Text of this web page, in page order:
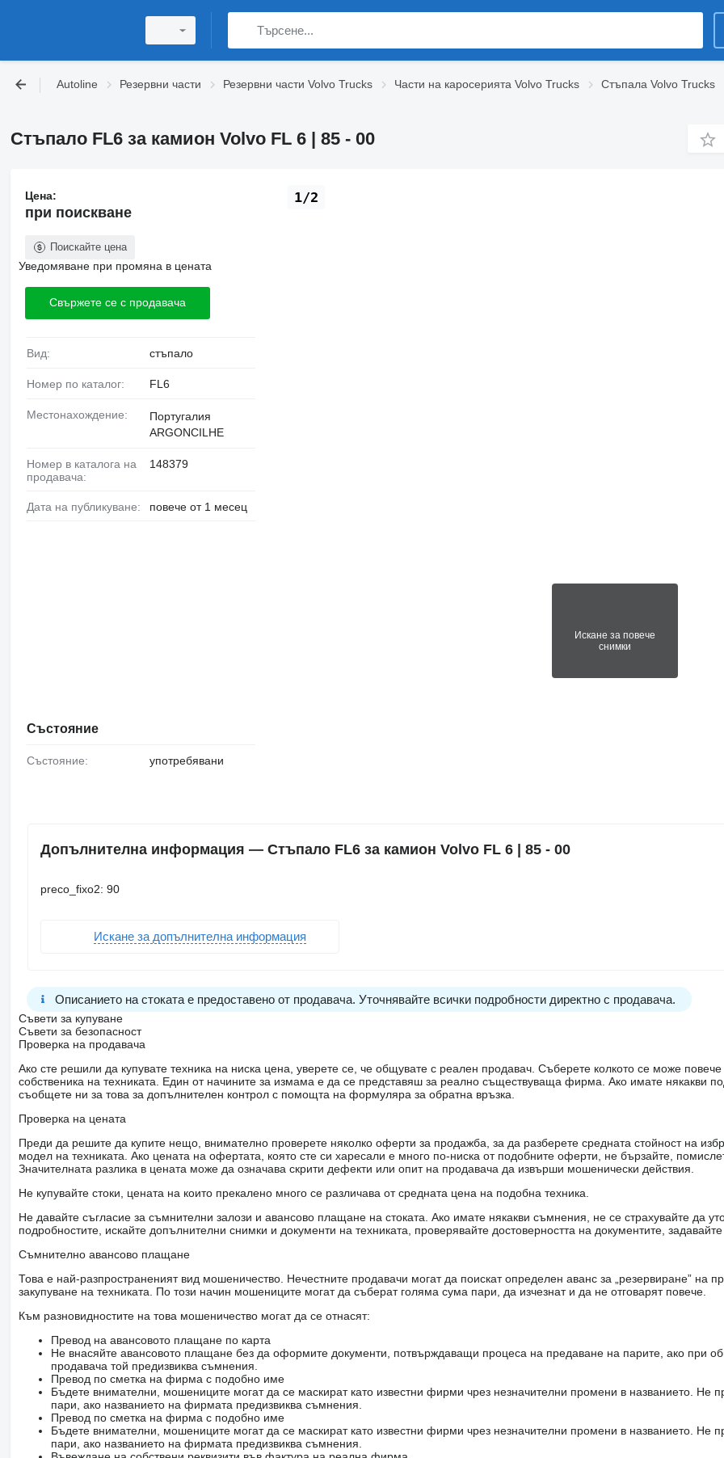
Autoline Резервни части Резервни части Volvo Trucks Части на каросерията Volvo Trucks Стъпала Volvo Trucks
Стъпало FL6 за камион Volvo FL 6 | 85 - 00
Искане за повече
снимки
1/2
Цена:
при поискване
Поискайте цена
Уведомяване при промяна в цената
Свържете се с продавача
Вид: стъпало
Номер по каталог: FL6
Местонахождение:
Португалия
ARGONCILHE
Номер в каталога на
продавача:
148379
Дата на публикуване: повече от 1 месец
Състояние
Състояние: употребявани
Допълнителна информация — Стъпало FL6 за камион Volvo FL 6 | 85 - 00
preco_fixo2: 90
Искане за допълнителна информация
Описанието на стоката е предоставено от продавача. Уточнявайте всички подробности директно с продавача.
Съвети за купуване
Съвети за безопасност
Проверка на продавача
Ако сте решили да купувате техника на ниска цена, уверете се, че общувате с реален продавач. Съберете колкото се може
собственика на техниката. Един от начините за измама е да се представяш за реално съществуваща фирма. Ако имате някакви
съобщете ни за това за допълнителен контрол с помощта на формуляра за обратна връзка.
Проверка на цената
Преди да решите да купите нещо, внимателно проверете няколко оферти за продажба, за да разберете средната стойност на
модел на техниката. Ако цената на офертата, която сте си харесали е много по-ниска от подобните оферти, не бързайте,
Значителната разлика в цената може да означава скрити дефекти или опит на продавача да извърши мошенически действия.
Не купувайте стоки, цената на които прекалено много се различава от средната цена на подобна техника.
Не давайте съгласие за съмнителни залози и авансово плащане на стоката. Ако имате някакви съмнения, не се страхувайте да
подробностите, искайте допълнителни снимки и документи на техниката, проверявайте достоверността на документите,
Съмнително авансово плащане
Това е най-разпространеният вид мошеничество. Нечестните продавачи могат да поискат определен аванс за „резервиране” на
закупуване на техниката. По този начин мошениците могат да съберат голяма сума пари, да изчезнат и да не отговарят повече.
Към разновидностите на това мошеничество могат да се отнасят:
Превод на авансовото плащане по карта
Не внасяйте авансовото плащане без да оформите документи, потвърждаващи процеса на предаване на парите, ако при
продавача той предизвиква съмнения.
Превод по сметка на фирма с подобно име
Бъдете внимателни, мошениците могат да се маскират като известни фирми чрез незначителни промени в названието. Не
пари, ако названието на фирмата предизвиква съмнения.
Превод по сметка на фирма с подобно име
Бъдете внимателни, мошениците могат да се маскират като известни фирми чрез незначителни промени в названието. Не
пари, ако названието на фирмата предизвиква съмнения.